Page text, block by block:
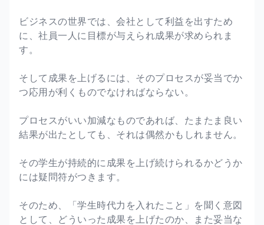
ビジネスの世界では、会社として利益を出すため
に、社員一人に目標が与えられ成果が求められま
す。
そして成果を上げるには、そのプロセスが妥当でか
つ応用が利くものでなければならない。
プロセスがいい加減なものであれば、たまたま良い
結果が出たとしても、それは偶然かもしれません。
その学生が持続的に成果を上げ続けられるかどうか
には疑問符がつきます。
そのため、「学生時代力を入れたこと」を聞く意図
として、どういった成果を上げたのか、また妥当な